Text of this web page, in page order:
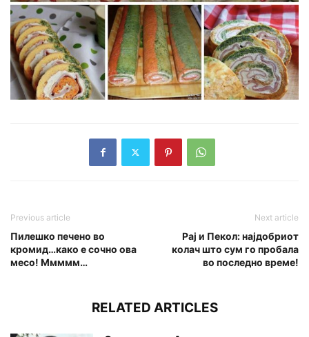
Previous article
Пилешко печено во
кромид…како е сочно ова
месо! Ммммм…
Next article
Рај и Пекол: најдобриот
колач што сум го пробала
во последно време!
RELATED ARTICLES